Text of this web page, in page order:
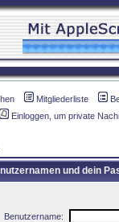
Mitgliederliste
Einloggen, um private
und dein
Benutzername: